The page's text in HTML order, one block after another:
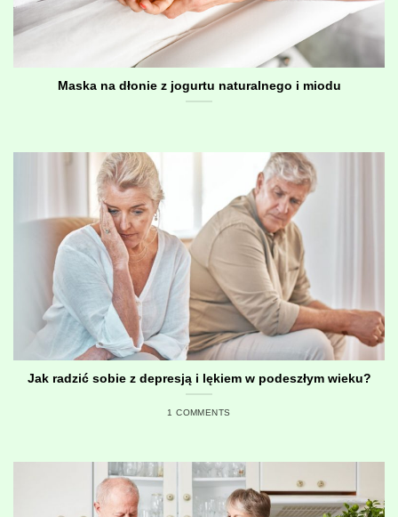
Maska na dłonie z jogurtu naturalnego i miodu
Jak radzić sobie z depresją i lękiem w podeszłym wieku?
1 COMMENTS